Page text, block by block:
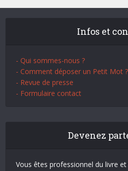
Infos et
- Qui sommes-nous ?
- Comment déposer un Petit Mot ?
- Revue de presse
- Formulaire contact
Devenez
Vous êtes professionnel du livre